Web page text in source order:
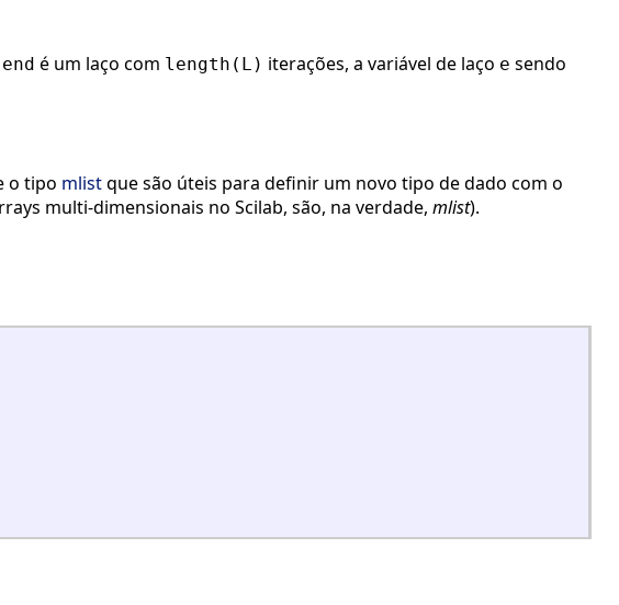
é um laço com length(L) iterações, a variável de laço e sendo
o tipo mlistque são úteis para definir um novo tipo de dado com o
multi-dimensionais no Scilab, são, na verdade, mlist).